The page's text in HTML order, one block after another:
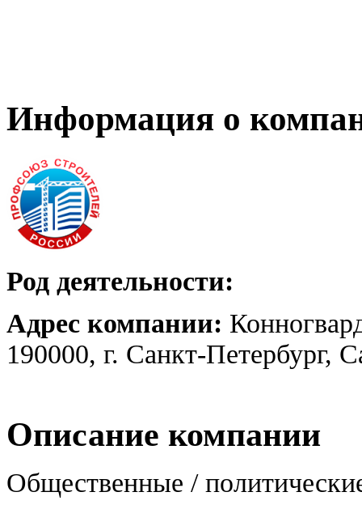
Информация о
Род деятельности:
Адрес компании:
190000, г. Санкт-Петербург,
Описание компании
Общественные /